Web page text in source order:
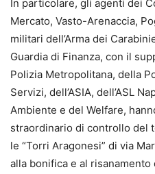
In particolare, gli agenti dei
Mercato, Vasto-Arenaccia,
militari dell’Arma dei
Guardia di Finanza, con il
Polizia Metropolitana, della
Servizi, dell’ASIA, dell’ASL
Ambiente e del Welfare,
straordinario di controllo del
le “Torri Aragonesi” di via
alla bonifica e al risanamento